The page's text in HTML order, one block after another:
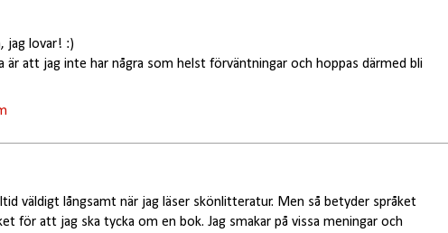
jag lovar! :)
är att jag inte har några som helst förväntningar och hoppas därmed bli
väldigt långsamt när jag läser skönlitteratur. Men så betyder språket
för att jag ska tycka om en bok. Jag smakar på vissa meningar och